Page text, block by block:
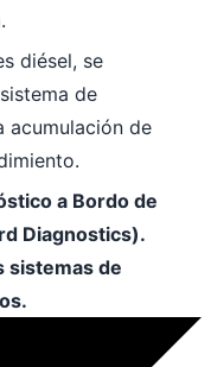
diésel, se
de
acumulación de
a Bordo de
Diagnostics).
sistemas de